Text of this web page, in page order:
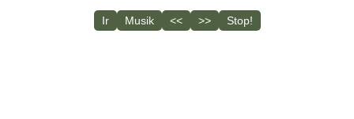
Ir Musik << >> Stop!